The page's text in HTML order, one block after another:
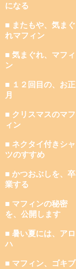
になる
■ またもや、気まぐ
れマフィン
■ 気まぐれ、マフィ
ン
■ １２回目の、お正
月
■ クリスマスのマフ
ィン
■ ネクタイ付きシャ
ツのすすめ
■ かつおぶしを、卒
業する
■ マフィンの秘密
を、公開します
■ 暑い夏には、アロ
ハ
■ マフィン、ゴキブ